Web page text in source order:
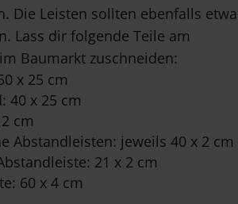
Die Leisten sollten ebenfalls etwa
Lass dir folgende Teile am
Baumarkt zuschneiden:
x 25 cm
40 x 25 cm
cm
Abstandleisten: jeweils 40 x 2 cm
21 x 2 cm
60 x 4 cm